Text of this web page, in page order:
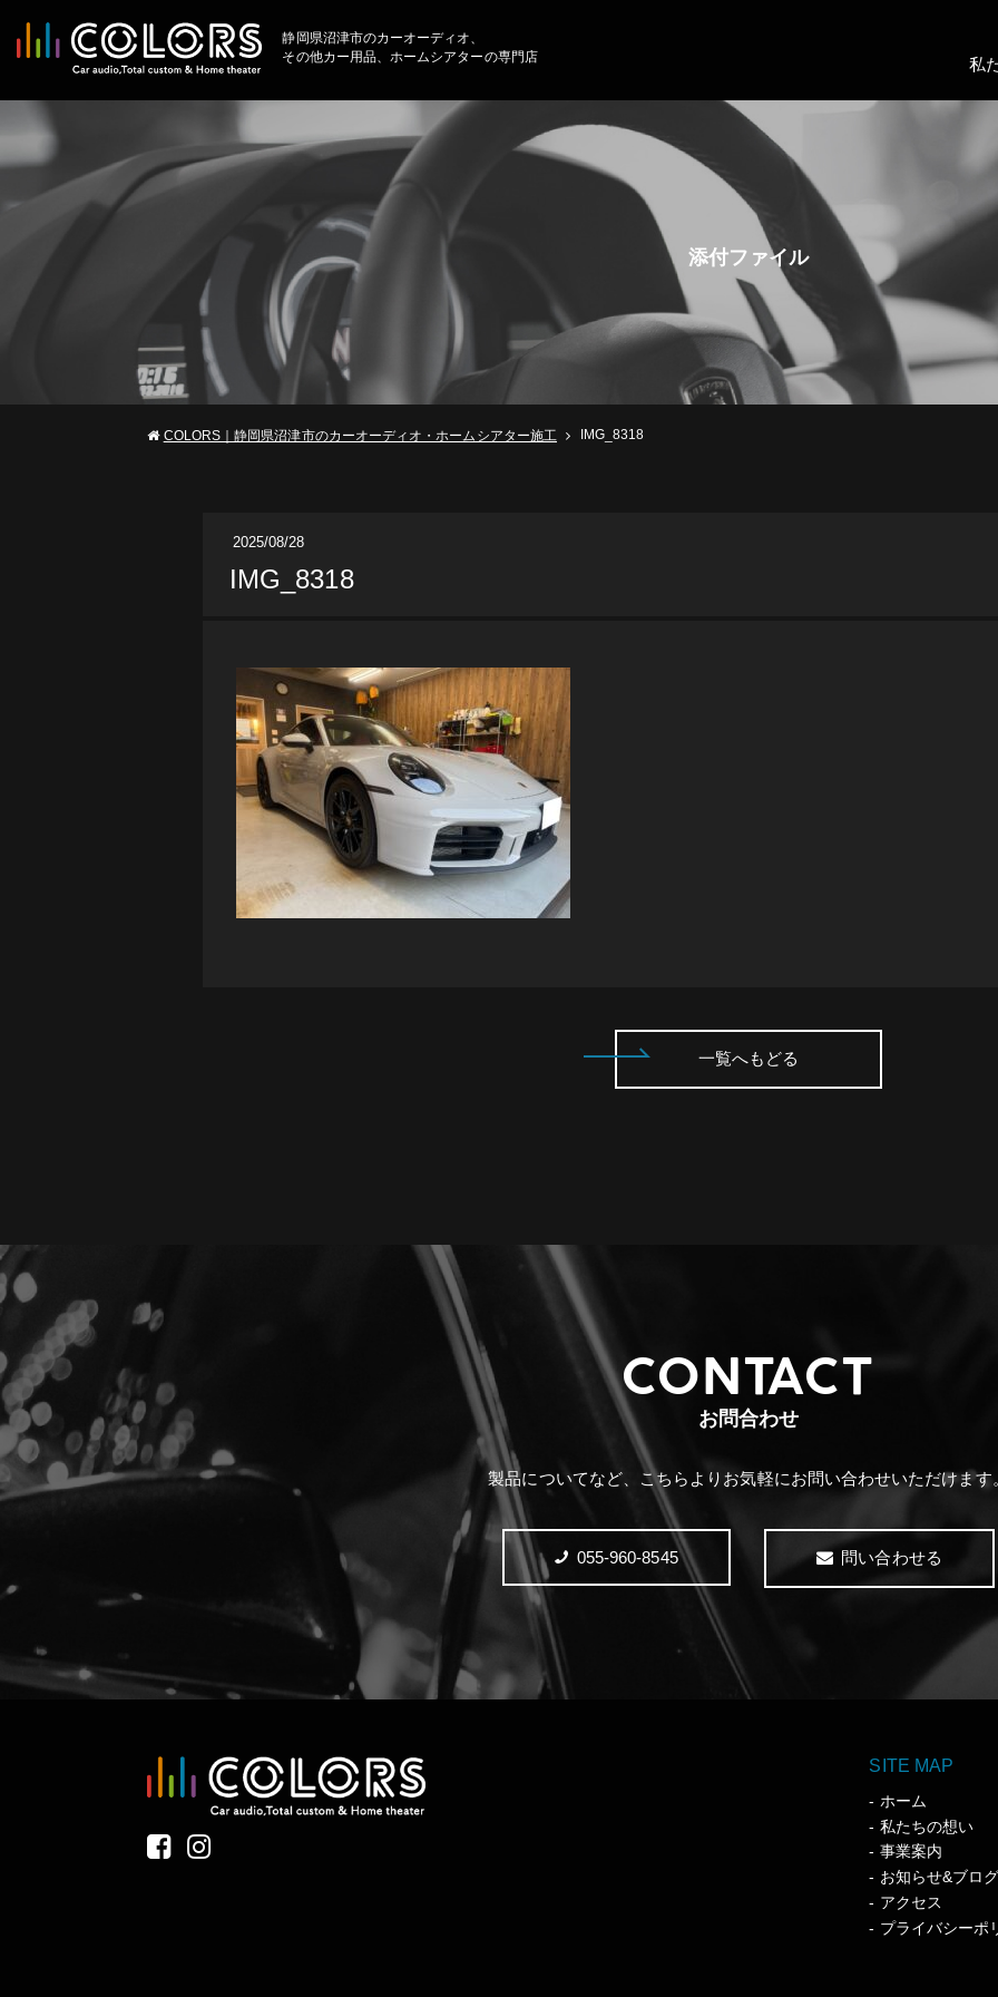
静岡県沼津市のカーオーディオ、
その他カー用品、ホームシアターの専門店
私
添付ファイル
COLORS｜静岡県沼津市のカーオーディオ・ホームシアター施工 IMG_8318
2025/08/28
IMG_8318
一覧へもどる
CONTACT
お問合わせ
製品についてなど、こちらより お気軽にお問い合わせいただけます
055-960-8545 問い合わせる
SITE MAP
ホーム
私たちの想い
事業案内
お知らせ&ブロ
アクセス
プライバシーポ